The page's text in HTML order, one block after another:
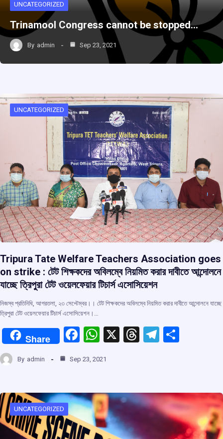
UNCATEGORIZED
Trinamool Congress cannot be stopped…
By admin Sep 23, 2021
UNCATEGORIZED
Tripura Tate Welfare Teachers Association goes
on strike : টেট শিক্ষকদের অবিলম্বে নিয়মিত করার দাবীতে আন্দোলনে
যাচ্ছে ত্রিপুরা টেট ওয়েলফেয়ার টিচার্স এসোসিয়েশন
নিজস্ব প্রতিনিধি, আগরতলা, ২৩ সেপ্টেম্বর।। টেট শিক্ষকদের অবিলম্বে নিয়মিত করার দাবীতে আন্দোলনে যাচ্ছে
ত্রিপুরা টেট ওয়েলফেয়ার টিচার্স এসোসিয়েশন।…
Share
F
ce
o
o
k
W
at
A
p
p
X
T
d
s
T
a
m
By admin Sep 23, 2021
UNCATEGORIZED